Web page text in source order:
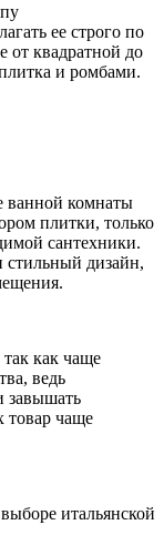
ее строго по
от квадратной до
и ромбами.
ванной комнаты
плитки, только
сантехники.
стильный дизайн,
как чаще
ведь
завышать
товар чаще
итальянской